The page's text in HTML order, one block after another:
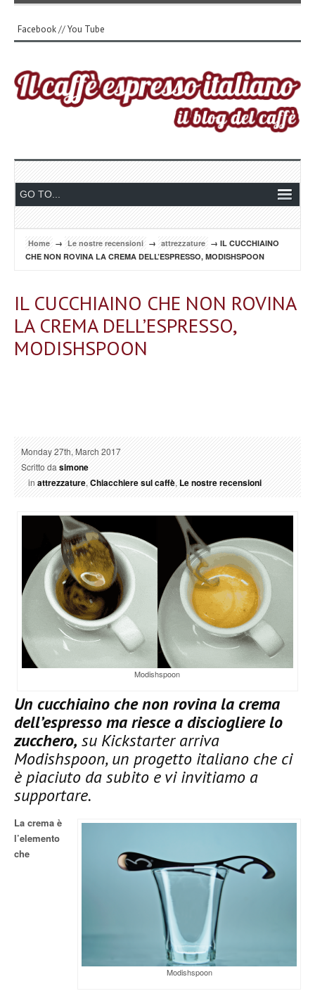
Facebook//You Tube
Home → Le nostre recensioni → attrezzature → IL CUCCHIAINO
CHE NON ROVINA LA CREMA DELL’ESPRESSO, MODISHSPOON
IL CUCCHIAINO CHE NON ROVINA
LA CREMA DELL’ESPRESSO,
MODISHSPOON
Monday 27th, March 2017
Scritto dasimone
inattrezzature,Chiacchiere sul caffè,Le nostre recensioni
Modishspoon
Un cucchiaino che non rovina la crema
dell’espresso ma riesce a disciogliere lo
zucchero, su Kickstarter arriva
Modishspoon, un progetto italiano che ci
è piaciuto da subito e vi invitiamo a
supportare.
Modishspoon
La crema è
l’elemento
che